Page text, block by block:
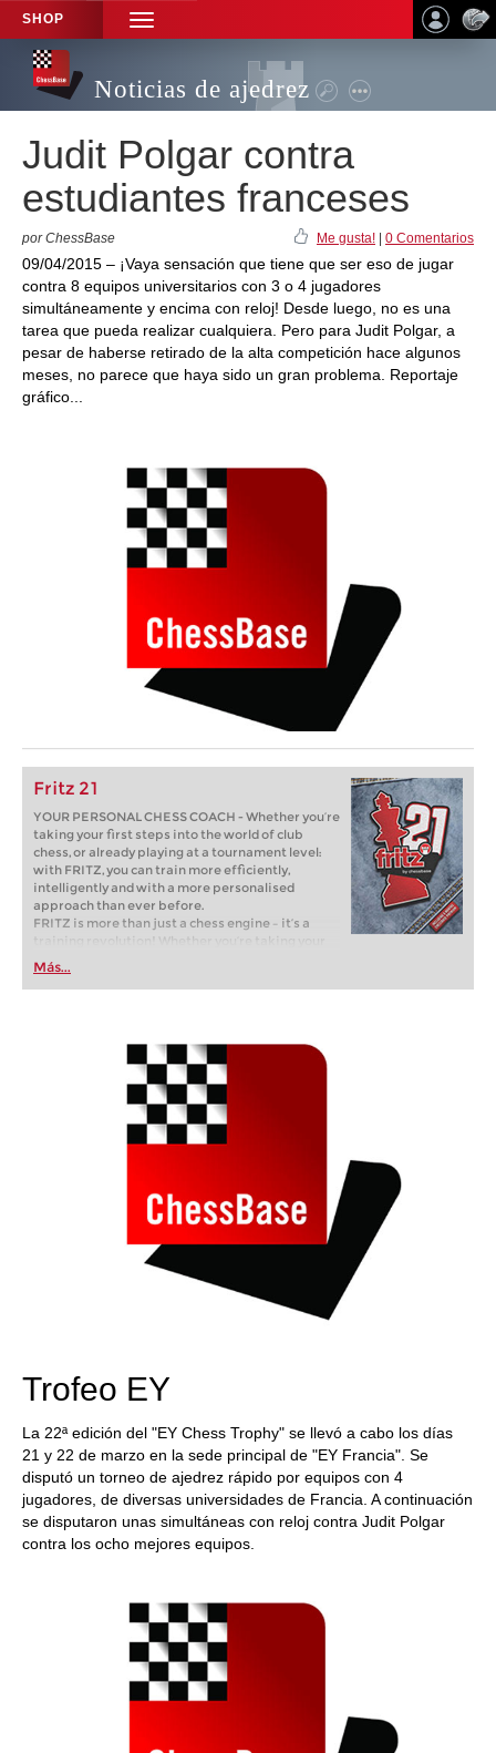
SHOP
TOGGLE
NAVIGATION
Noticias de ajedrez
Judit Polgar contra
estudiantes franceses
por ChessBase Me gusta! 0 Comentarios
09/04/2015 – ¡Vaya sensación que tiene que ser eso de jugar
contra 8 equipos universitarios con 3 o 4 jugadores
simultáneamente y encima con reloj! Desde luego, no es una
tarea que pueda realizar cualquiera. Pero para Judit Polgar, a
pesar de haberse retirado de la alta competición hace algunos
meses, no parece que haya sido un gran problema. Reportaje
gráfico...
Fritz 21
YOUR PERSONAL CHESS COACH - Whether you’re
taking your first steps into the world of club
chess, or already playing at a tournament level:
with FRITZ, you can train more efficiently,
intelligently and with a more personalised
approach than ever before.
FRITZ is more than just a chess engine – it’s a
training revolution! Whether you’re taking your
first steps into the world of club chess, or already
playing at a tournament level: with FRITZ, you can
train more efficiently, intelligently and with a
Más...
Trofeo EY
La 22ª edición del "EY Chess Trophy" se llevó a cabo los días
21 y 22 de marzo en la sede principal de "EY Francia". Se
disputó un torneo de ajedrez rápido por equipos con 4
jugadores, de diversas universidades de Francia. A continuación
se disputaron unas simultáneas con reloj contra Judit Polgar
contra los ocho mejores equipos.